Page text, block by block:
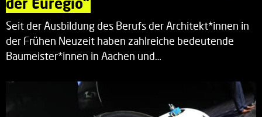
Seit der Ausbildung des Berufs der Architekt*innen in
der Frühen Neuzeit haben zahlreiche bedeutende
Baumeister*innen in Aachen und…